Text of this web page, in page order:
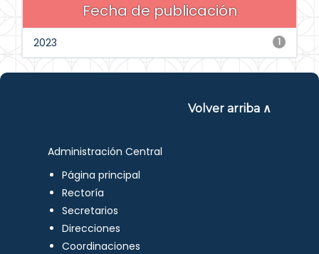
Fecha de publicación
1
2023
Volver arriba ∧
Administración Central
Página principal
Rectoría
Secretarios
Direcciones
Coordinaciones